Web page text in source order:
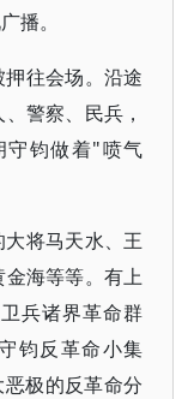
播。
往会场。沿途
警察、民兵，
守钧做着"喷气
将马天水、王
海等等。有上
兵诸界革命群
钧反革命小集
极的反革命分